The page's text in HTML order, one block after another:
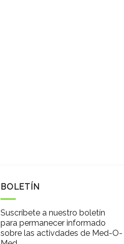
BOLETÍN
Suscríbete a nuestro boletín
para permanecer informado
sobre las activdades de Med-O-